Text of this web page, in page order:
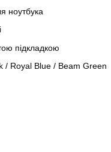
ноутбука
підкладкою
/ Royal Blue / Beam Green